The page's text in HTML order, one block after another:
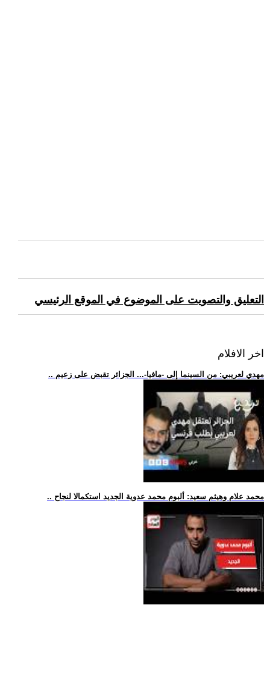
التعليق والتصويت على الموضوع في الموقع الرئيسي
اخر الافلام
.. مهدي لعريبي: من السينما إلى -مافيا-... الجزائر تقبض على زعيم
.. محمد علام وهيثم سعيد: ألبوم محمد عدوية الجديد استكمالا لنجاح